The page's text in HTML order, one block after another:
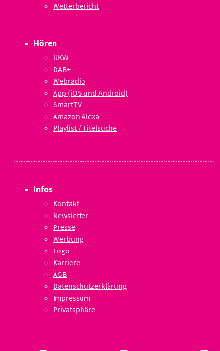
Wetterbericht
Hören
UKW
DAB+
Webradio
App (iOS und Android)
SmartTV
Amazon Alexa
Playlist / Titelsuche
Infos
Kontakt
Newsletter
Presse
Werbung
Logo
Karriere
AGB
Datenschutzerklärung
Impressum
Privatsphäre